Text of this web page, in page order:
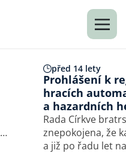
před 14 lety
Prohlášení k
hracích
a hazardních
Rada Církve
znepokojena, že
a již po řadu let